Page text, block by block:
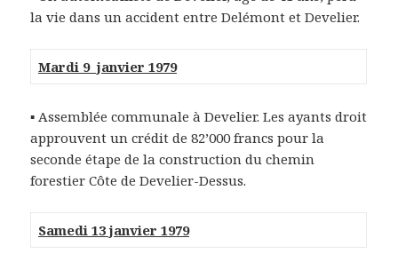
la vie dans un accident entre Delémont et Develier.
Mardi 9 janvier 1979
▪Assemblée communale à Develier. Les ayants droit
approuvent un crédit de 82’000 francs pour la
seconde étape de la construction du chemin
forestier Côte de Develier-Dessus.
Samedi 13 janvier 1979